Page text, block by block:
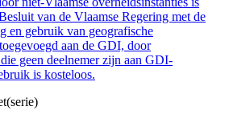
van de Vlaamse Regering met de
en gebruik van geografische
aan de GDI, door
geen deelnemer zijn aan GDI-
is kosteloos.